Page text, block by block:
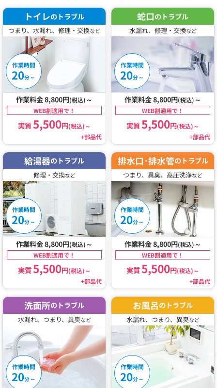
トイレのトラブル
つまり、水漏れ、修理・交換など
作業時間
20分～
作業料金 8,800円(税込) ～
WEB割適用で！
実質5,500円(税込)～
+部品代
蛇口のトラブル
水漏れ、修理・交換など
作業時間
20分～
作業料金 8,800円(税込) ～
WEB割適用で！
実質5,500円(税込)～
+部品代
給湯器のトラブル
修理・交換など
作業時間
20分～
作業料金 8,800円(税込) ～
WEB割適用で！
実質5,500円(税込)～
+部品代
排水口･排水管のトラブル
つまり、異臭、高圧洗浄など
作業時間
20分～
作業料金 8,800円(税込) ～
WEB割適用で！
実質5,500円(税込)～
+部品代
洗面所のトラブル
水漏れ、つまり、異臭など
作業時間
20分～
お風呂のトラブル
水漏れ、つまり、異臭など
作業時間
20分～